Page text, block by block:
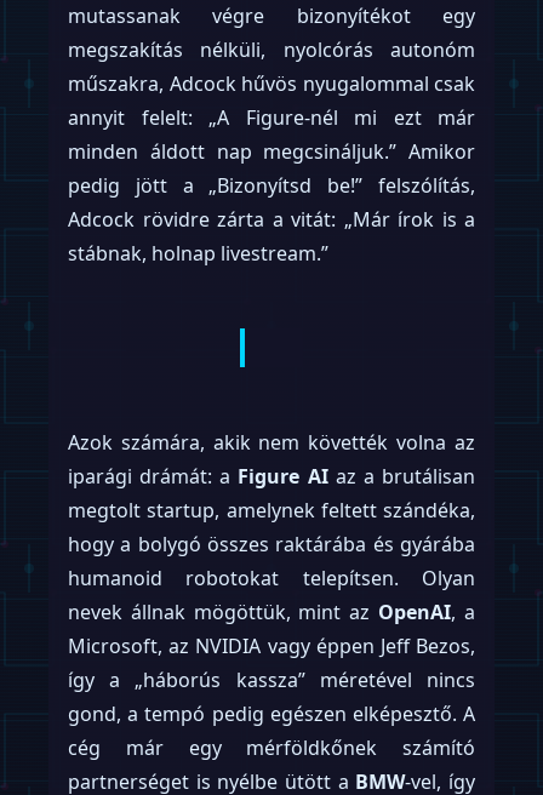
mutassanak végre bizonyítékot egy
megszakítás nélküli, nyolcórás autonóm
műszakra, Adcock hűvös nyugalommal csak
annyit felelt: „A Figure-nél mi ezt már
minden áldott nap megcsináljuk.” Amikor
pedig jött a „Bizonyítsd be!” felszólítás,
Adcock rövidre zárta a vitát: „Már írok is a
stábnak, holnap livestream.”
Azok számára, akik nem követték volna az
iparági drámát: a Figure AIaz a brutálisan
megtolt startup, amelynek feltett szándéka,
hogy a bolygó összes raktárába és gyárába
humanoid robotokat telepítsen. Olyan
nevek állnak mögöttük, mint az OpenAI, a
Microsoft, az NVIDIA vagy éppen Jeff Bezos,
így a „háborús kassza” méretével nincs
gond, a tempó pedig egészen elképesztő. A
cég már egy mérföldkőnek számító
partnerséget is nyélbe ütött a BMW-vel, így